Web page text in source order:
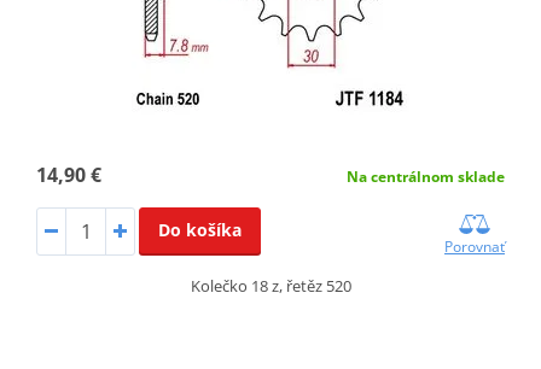
14,90 € Na centrálnom sklade
Do košíka
Porovnať
Kolečko 18 z, řetěz 520